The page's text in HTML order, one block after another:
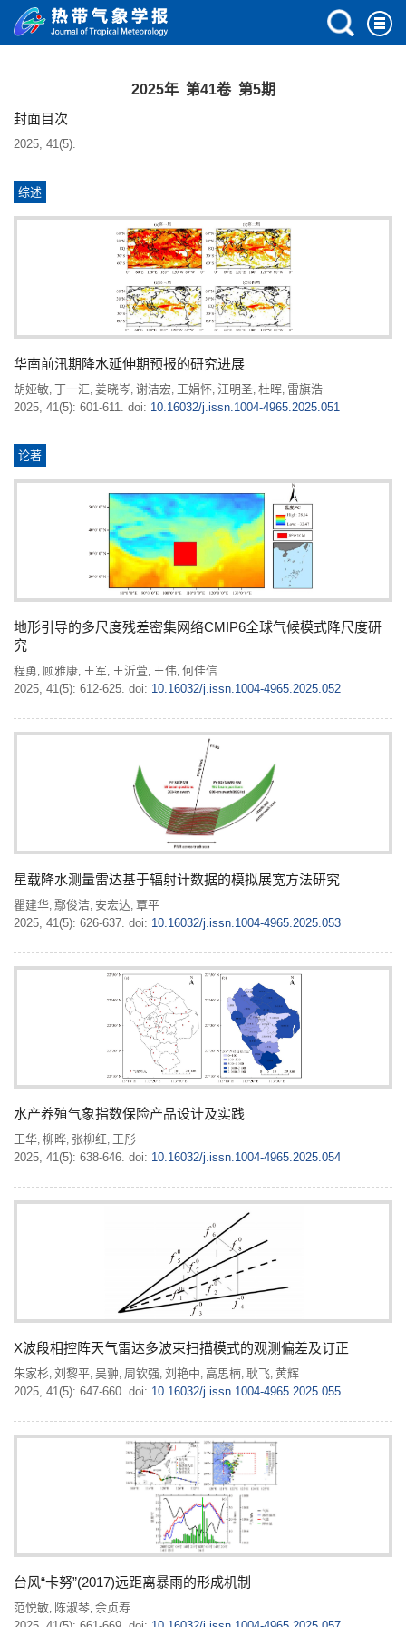
2025年 第41卷 第5期
封面目次
2025, 41(5).
综述
华南前汛期降水延伸期预报的研究进展
胡娅敏, 丁一汇, 姜晓岑, 谢洁宏, 王娟怀, 汪明圣, 杜晖, 雷旗浩
2025, 41(5): 601-611. doi: 10.16032/j.issn.1004-4965.2025.051
论著
地形引导的多尺度残差密集网络CMIP6全球气候模式降尺度研
究
程勇, 顾雅康, 王军, 王沂萱, 王伟, 何佳信
2025, 41(5): 612-625. doi: 10.16032/j.issn.1004-4965.2025.052
星载降水测量雷达基于辐射计数据的模拟展宽方法研究
瞿建华, 鄢俊洁, 安宏达, 覃平
2025, 41(5): 626-637. doi: 10.16032/j.issn.1004-4965.2025.053
水产养殖气象指数保险产品设计及实践
王华, 柳晔, 张柳红, 王彤
2025, 41(5): 638-646. doi: 10.16032/j.issn.1004-4965.2025.054
X波段相控阵天气雷达多波束扫描模式的观测偏差及订正
朱家杉, 刘黎平, 吴翀, 周钦强, 刘艳中, 高思楠, 耿飞, 黄辉
2025, 41(5): 647-660. doi: 10.16032/j.issn.1004-4965.2025.055
台风“卡努”(2017)远距离暴雨的形成机制
范悦敏, 陈淑琴, 余贞寿